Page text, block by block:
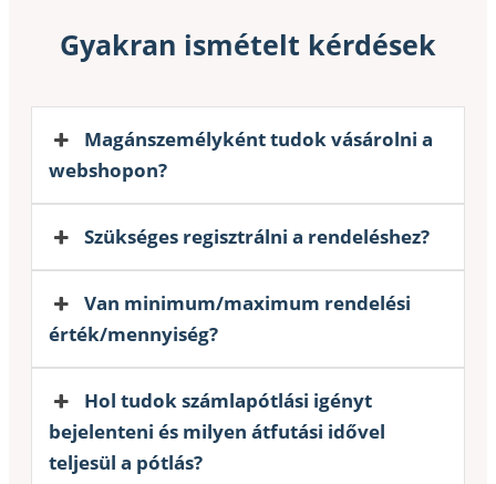
Gyakran ismételt kérdések
Magánszemélyként tudok vásárolni a
webshopon?
Szükséges regisztrálni a rendeléshez?
Van minimum/maximum rendelési
érték/mennyiség?
Hol tudok számlapótlási igényt
bejelenteni és milyen átfutási idővel
teljesül a pótlás?